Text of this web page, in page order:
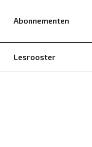
Abonnementen
Lesrooster